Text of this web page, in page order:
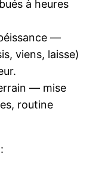
à heures
—
viens, laisse)
— mise
routine